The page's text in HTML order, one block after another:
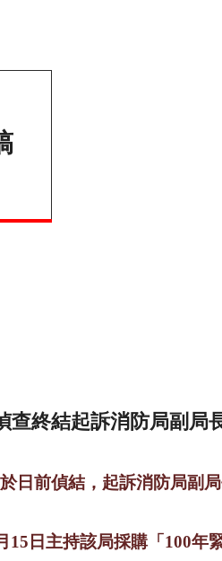
查終結起訴消防局副局
日前偵結，起訴消防局副
15 日主持該局採購「 100年